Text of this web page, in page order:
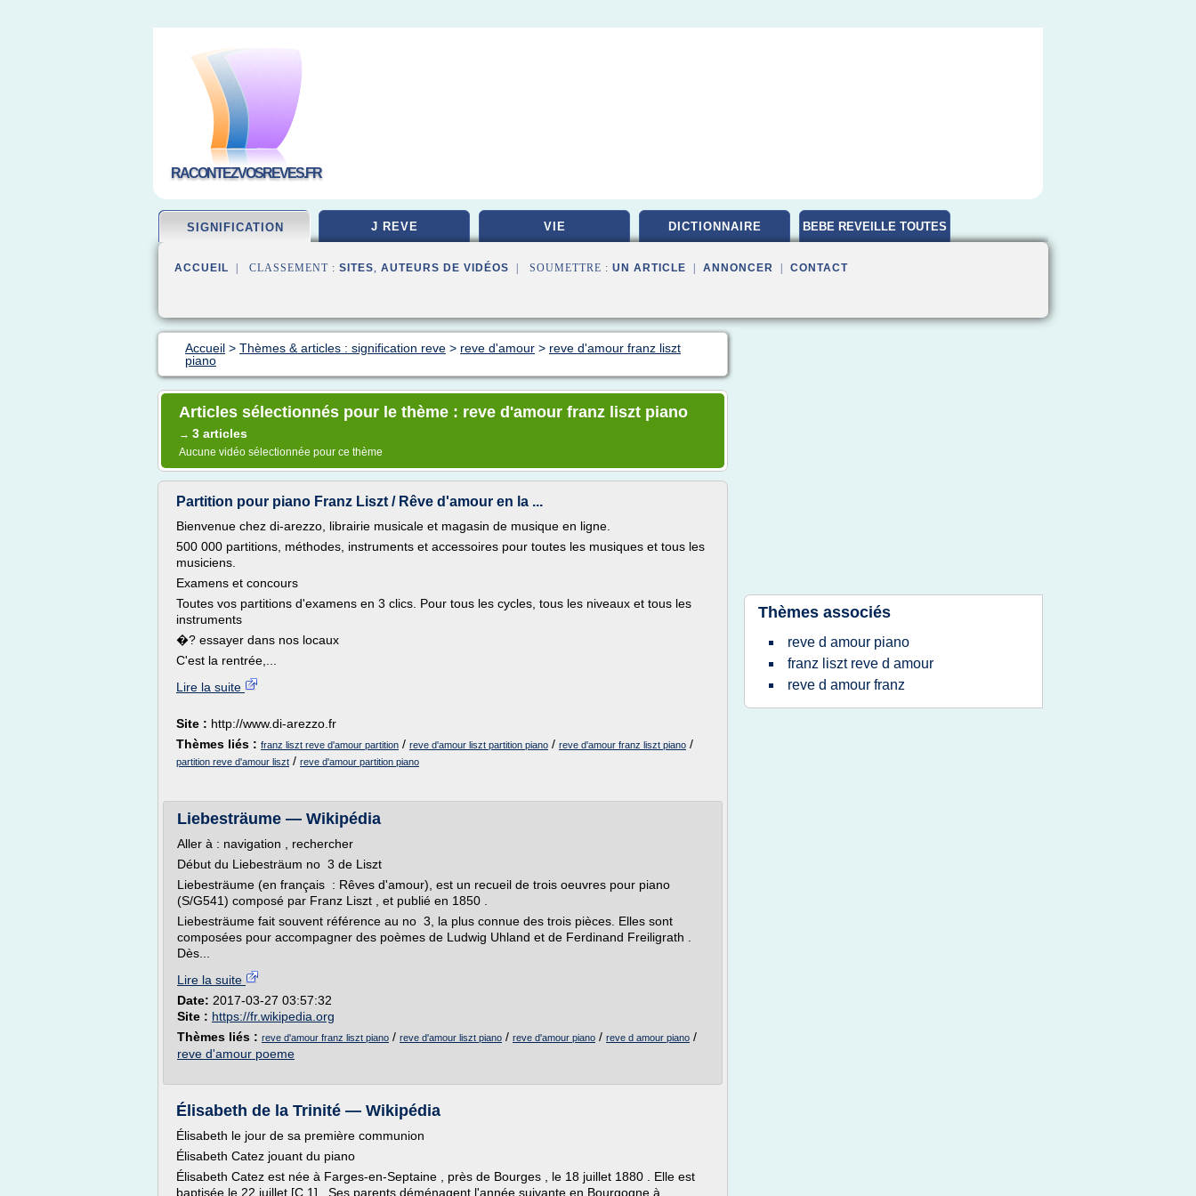
RACONTEZVOSREVES.FR
SIGNIFICATION J REVE VIE DICTIONNAIRE BEBE REVEILLE TOUTES
ACCUEIL | CLASSEMENT : SITES, AUTEURS DE VIDÉOS | SOUMETTRE : UN ARTICLE ANNONCER CONTACT
Accueil > Thèmes & articles : signification reve > reve d'amour > reve d'amour franz liszt
piano
Articles sélectionnés pour le thème : reve d'amour franz liszt piano
→ 3 articles
Aucune vidéo sélectionnée pour ce thème
Partition pour piano Franz Liszt / Rêve d'amour en la ...
Bienvenue chez di-arezzo, librairie musicale et magasin de musique en ligne.
500 000 partitions, méthodes, instruments et accessoires pour toutes les musiques et tous les
musiciens.
Examens et concours
Toutes vos partitions d'examens en 3 clics. Pour tous les cycles, tous les niveaux et tous les
instruments
�? essayer dans nos locaux
C'est la rentrée,...
Lire la suite
Site : http://www.di-arezzo.fr
Thèmes liés : franz liszt reve d'amour partition / reve d'amour liszt partition piano / reve d'amour franz liszt piano /
partition reve d'amour liszt / reve d'amour partition piano
Liebesträume — Wikipédia
Aller à : navigation , rechercher
Début du Liebesträum no 3 de Liszt
Liebesträume (en français : Rêves d'amour), est un recueil de trois oeuvres pour piano
(S/G541) composé par Franz Liszt , et publié en 1850 .
Liebesträume fait souvent référence au no 3, la plus connue des trois pièces. Elles sont
composées pour accompagner des poèmes de Ludwig Uhland et de Ferdinand Freiligrath .
Dès...
Lire la suite
Date: 2017-03-27 03:57:32
Site : https://fr.wikipedia.org
Thèmes liés : reve d'amour franz liszt piano / reve d'amour liszt piano / reve d'amour piano / reve d amour piano /
reve d'amour poeme
Élisabeth de la Trinité — Wikipédia
Élisabeth le jour de sa première communion
Élisabeth Catez jouant du piano
Élisabeth Catez est née à Farges-en-Septaine , près de Bourges , le 18 juillet 1880 . Elle est
baptisée le 22 juillet [C 1] . Ses parents déménagent l'année suivante en Bourgogne à
Thèmes associés
reve d amour piano
franz liszt reve d amour
reve d amour franz